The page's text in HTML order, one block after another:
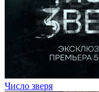
Число зверя